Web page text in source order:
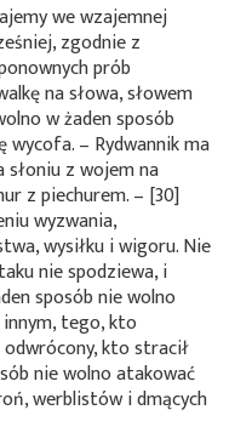
we wzajemnej
zgodnie z
prób
na słowa, słowem
w żaden sposób
– Rydwannik ma
słoniu z wojem na
z piechurem. – [30]
wyzwania,
wysiłku i wigoru. Nie
nie spodziewa, i
sposób nie wolno
tego, kto
kto stracił
nie wolno atakować
werblistów i dmących